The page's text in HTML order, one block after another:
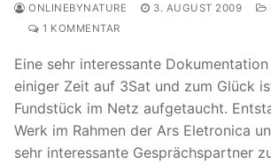
ONLINEBYNATURE 3. AUGUST 2009
1 KOMMENTAR
Eine sehr interessante
einiger Zeit auf 3Sat und zum Glück
Fundstück im Netz aufgetaucht.
Werk im Rahmen der Ars Eletronica
sehr interessante Gesprächspartner